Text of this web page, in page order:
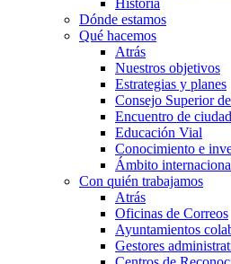
Historia
Dónde estamos
Qué hacemos
Atrás
Nuestros objetivos
Estrategias y planes
Consejo Superior
Encuentro de
Educación Vial
Conocimiento e
Ámbito
Con quién trabajamos
Atrás
Oficinas de Correos
Ayuntamientos
Gestores